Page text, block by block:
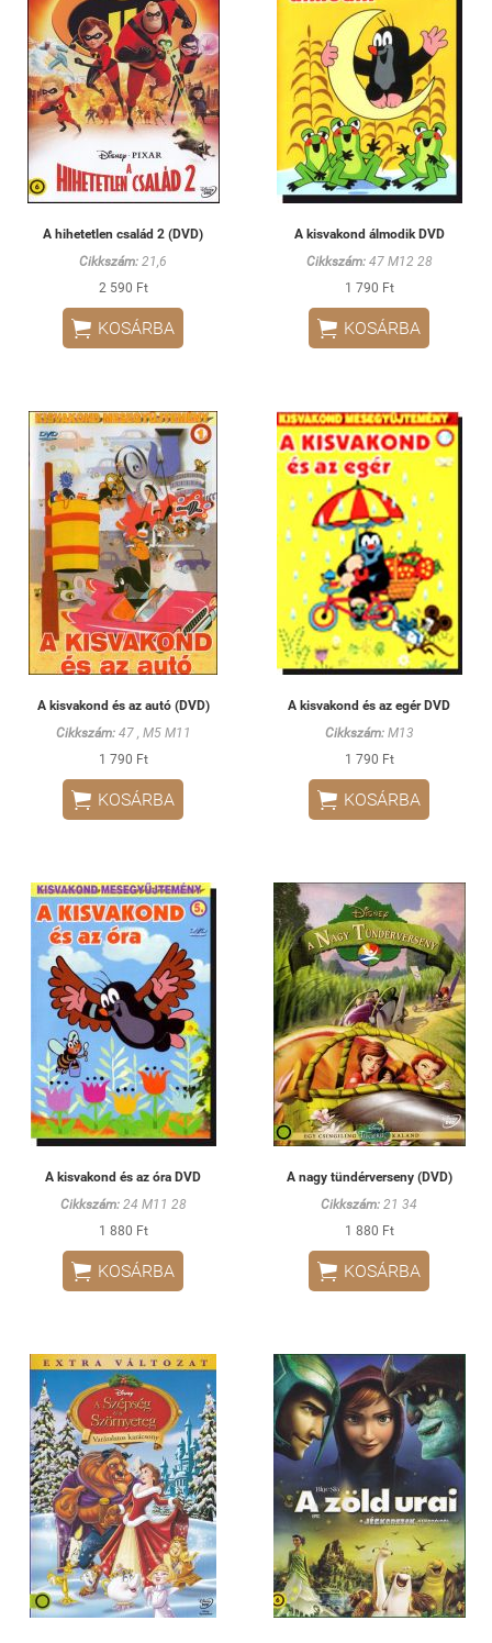
A hihetetlen család 2 (DVD)
Cikkszám: 21,6
2 590 Ft
 KOSÁRBA
A kisvakond álmodik DVD
Cikkszám:47 M12 28
1 790 Ft
 KOSÁRBA
A kisvakond és az autó (DVD)
Cikkszám:47 , M5 M11
1 790 Ft
 KOSÁRBA
A kisvakond és az egér DVD
Cikkszám:M13
1 790 Ft
 KOSÁRBA
A kisvakond és az óra DVD
Cikkszám:24 M11 28
1 880 Ft
 KOSÁRBA
A nagy tündérverseny (DVD)
Cikkszám: 21 34
1 880 Ft
 KOSÁRBA